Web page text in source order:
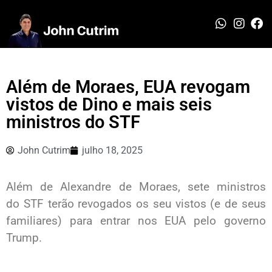
Além de Moraes, EUA revogam
vistos de Dino e mais seis
ministros do STF
John Cutrim julho 18, 2025
Além de Alexandre de Moraes, sete ministros
do STF terão revogados os seu vistos (e de seus
familiares) para entrar nos EUA pelo governo
Trump.